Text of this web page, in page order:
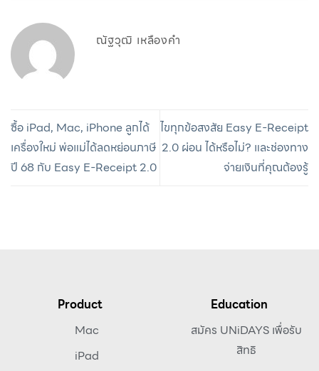
ณัฐวุฒิ เหลืองคำ
ซื้อ iPad, Mac, iPhone ลูกได้
เครื่องใหม่ พ่อแม่ได้ลดหย่อนภาษี
ปี 68 กับ Easy E-Receipt 2.0
ไขทุกข้อสงสัย Easy E-Receipt
2.0 ผ่อน ได้หรือไม่? และช่องทาง
จ่ายเงินที่คุณต้องรู้
Product
Mac
iPad
Education
สมัคร UNiDAYS เพื่อรับ
สิทธิ